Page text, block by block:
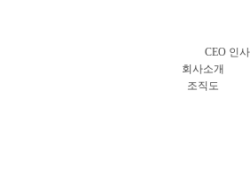
CEO 인
회사소개
조직도